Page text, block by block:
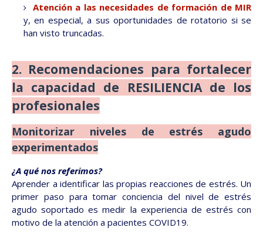
Atención a las necesidades de formación de MIR
y, en especial, a sus oportunidades de rotatorio si se
han visto truncadas.
2. Recomendaciones para fortalecer
la capacidad de RESILIENCIA de los
profesionales
Monitorizar niveles de estrés agudo
experimentados
¿A qué nos referimos?
Aprender a identificar las propias reacciones de estrés. Un
primer paso para tomar conciencia del nivel de estrés
agudo soportado es medir la experiencia de estrés con
motivo de la atención a pacientes COVID19.